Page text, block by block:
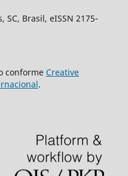
SC, Brasil, eISSN 2175-
conforme Creative
.